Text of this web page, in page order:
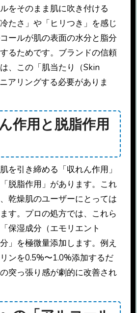
をそのまま肌に吹き付ける
たさ」や「ヒリつき」を感じ
ールが肌の表面の水分と脂分
るためです。ブランドの信頼
、この「肌当たり（Skin
アリングする必要がありま
作用と脱脂作用
を引き締める「収れん作用」
脱脂作用」があります。これ
乾燥肌のユーザーにとっては
す。プロの処方では、これら
保湿成分（エモリエント
」を極微量添加します。例え
ンを0.5%〜1.0%添加するだ
突っ張り感が劇的に改善され